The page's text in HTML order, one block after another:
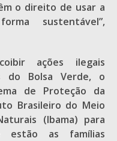
o direito de usar a
sustentável”,
ações ilegais
do Bolsa Verde, o
de Proteção da
Brasileiro do Meio
(Ibama) para
estão as famílias